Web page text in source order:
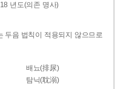
년도(의존 명사)
두음 법칙이 적용되지 않으므로
배뇨(排尿)
탐닉(耽溺)